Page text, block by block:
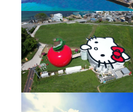
HELLO